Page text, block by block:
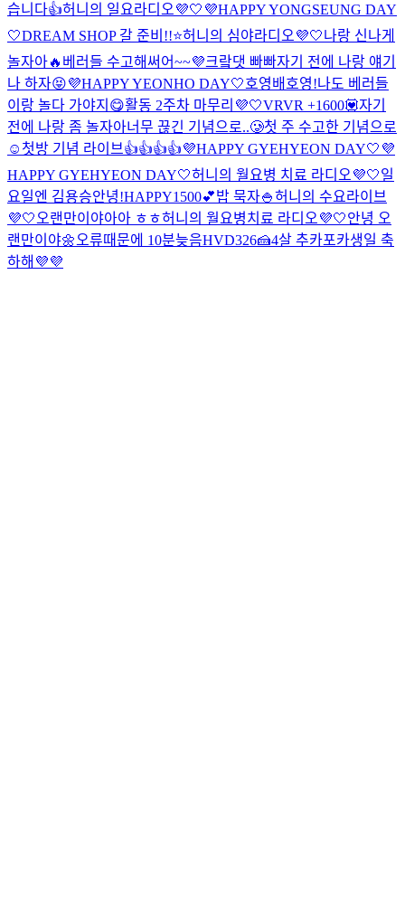
습니다👍허니의 일요라디오💜🤍 💜HAPPY YONGSEUNG DAY
🤍DREAM SHOP 갈 준비!!⭐️허니의 심야라디오💜🤍나랑 신나게
놀자아🔥 베러들 수고해써어~~💜크랔댓 빠빠자기 전에 나랑 얘기
나 하자😝💜HAPPY YEONHO DAY🤍호영배 호영!나도 베러들
이랑 놀다 가야지😋활동 2주차 마무리💜🤍VRVR +1600💟자기
전에 나랑 좀 놀자아너무 끊긴 기념으로..🥲첫 주 수고한 기념으로
☺️ 첫방 기념 라이브👍👍👍👍💜HAPPY GYEHYEON DAY🤍 💜
HAPPY GYEHYEON DAY🤍허니의 월요병 치료 라디오💜🤍일
요일엔 김용승안녕!HAPPY1500💕밥 묵자🍚허니의 수요라이브
💜🤍 오랜만이야아아 ㅎㅎ허니의 월요병치료 라디오💜🤍안녕 오
랜만이야🌼 오류때문에 10분늦음HVD326🍰4살 추카포카생일 축
하해💜💜